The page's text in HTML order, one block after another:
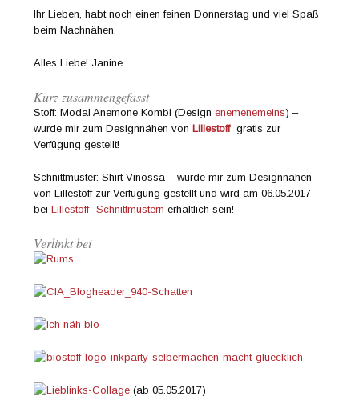
Ihr Lieben, habt noch einen feinen Donnerstag und viel Spaß
beim Nachnähen.
Alles Liebe! Janine
Kurz zusammengefasst
Stoff: Modal Anemone Kombi (Designenemenemeins) –
wurde mir zum Designnähen von Lillestoffgratis zur
Verfügung gestellt!
Schnittmuster: Shirt Vinossa – wurde mir zum Designnähen
von Lillestoff zur Verfügung gestellt und wird am 06.05.2017
beiLillestoff -Schnittmustern erhältlich sein!
Verlinkt bei
(ab 05.05.2017)